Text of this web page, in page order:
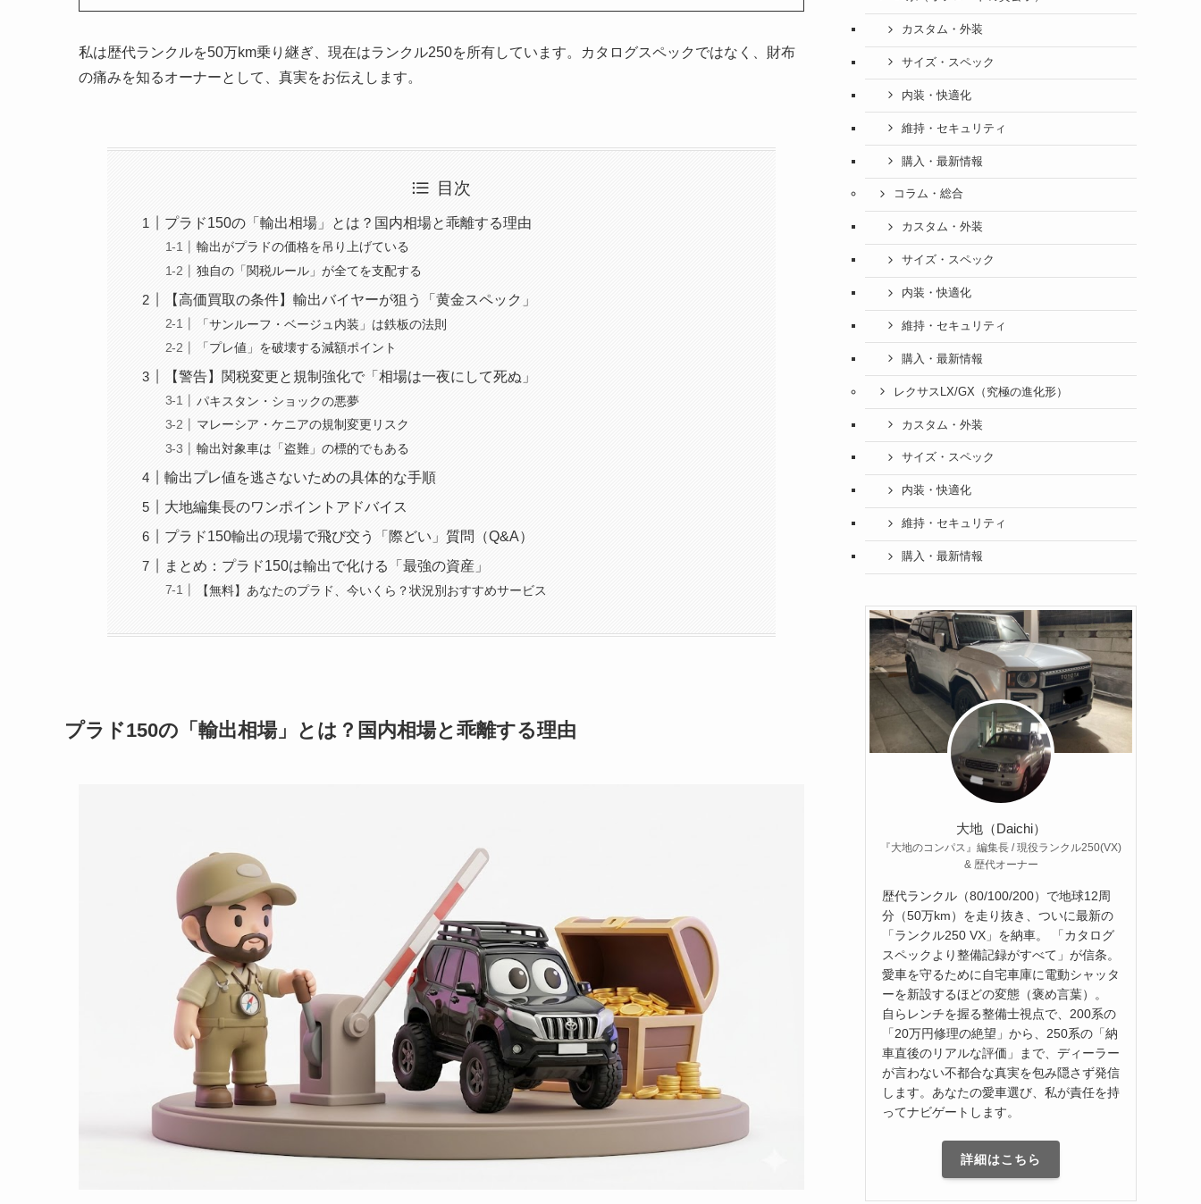
私は歴代ランクルを50万km乗り継ぎ、現在はランクル250を所有しています。カタログスペックではなく、財布
の痛みを知るオーナーとして、真実をお伝えします。
目次
プラド150の「輸出相場」とは？国内相場と乖離する理由
輸出がプラドの価格を吊り上げている
独自の「関税ルール」が全てを支配する
【高価買取の条件】輸出バイヤーが狙う「黄金スペック」
「サンルーフ・ベージュ内装」は鉄板の法則
「プレ値」を破壊する減額ポイント
【警告】関税変更と規制強化で「相場は一夜にして死ぬ」
パキスタン・ショックの悪夢
マレーシア・ケニアの規制変更リスク
輸出対象車は「盗難」の標的でもある
輸出プレ値を逃さないための具体的な手順
大地編集長のワンポイントアドバイス
プラド150輸出の現場で飛び交う「際どい」質問（Q&A）
まとめ：プラド150は輸出で化ける「最強の資産」
【無料】あなたのプラド、今いくら？状況別おすすめサービス
プラド150の「輸出相場」とは？国内相場と乖離する理由
カスタム・外装
サイズ・スペック
内装・快適化
維持・セキュリティ
購入・最新情報
コラム・総合
カスタム・外装
サイズ・スペック
内装・快適化
維持・セキュリティ
購入・最新情報
レクサスLX/GX（究極の進化形）
カスタム・外装
サイズ・スペック
内装・快適化
維持・セキュリティ
購入・最新情報
大地（Daichi）
『大地のコンパス』編集長 / 現役ランクル250(VX)
& 歴代オーナー
歴代ランクル（80/100/200）で地球12周
分（50万km）を走り抜き、ついに最新の
「ランクル250 VX」を納車。 「カタログ
スペックより整備記録がすべて」が信条。
愛車を守るために自宅車庫に電動シャッタ
ーを新設するほどの変態（褒め言葉）。
自らレンチを握る整備士視点で、200系の
「20万円修理の絶望」から、250系の「納
車直後のリアルな評価」まで、ディーラー
が言わない不都合な真実を包み隠さず発信
します。あなたの愛車選び、私が責任を持
ってナビゲートします。
詳細はこちら